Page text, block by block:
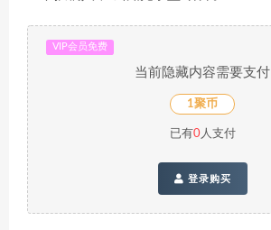
VIP会员免费
当前隐藏内容需要支付
1聚币
已有0人支付
登录购买